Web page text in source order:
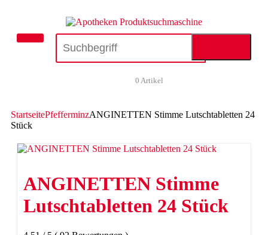
0 Artikel
StartseitePfefferminzANGINETTEN Stimme Lutschtabletten 24
Stück
ANGINETTEN Stimme
Lutschtabletten 24 Stück